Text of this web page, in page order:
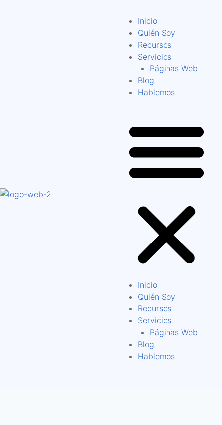
Inicio
Quién Soy
Recursos
Servicios
Páginas Web
Blog
Hablemos
Inicio
Quién Soy
Recursos
Servicios
Páginas Web
Blog
Hablemos